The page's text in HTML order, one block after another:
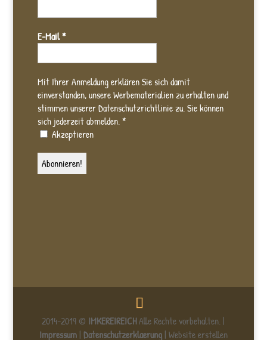
E-Mail*
Mit Ihrer Anmeldung erklären Sie sich damit
einverstanden, unsere Werbematerialien zu erhalten und
stimmen unserer Datenschutzrichtlinie zu. Sie können
sich jederzeit abmelden.*
Akzeptieren
2014-2019 © IMKEREIREICHAlle Rechte vorbehalten. |
Impressum| Datenschutzerklaerung| Website erstellen